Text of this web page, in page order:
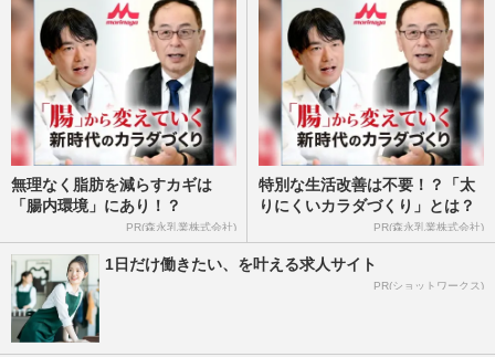
無理なく脂肪を減らすカギは
「腸内環境」にあり！？
PR(森永乳業株式会社)
特別な生活改善は不要！？「太
りにくいカラダづくり」とは？
PR(森永乳業株式会社)
1日だけ働きたい、を叶える求人サイト
PR(ショットワークス)